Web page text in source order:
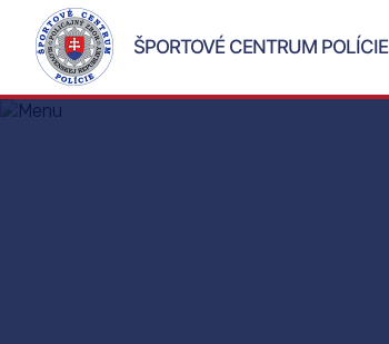
ŠPORTOVÉ CENTRUM POLÍCIE